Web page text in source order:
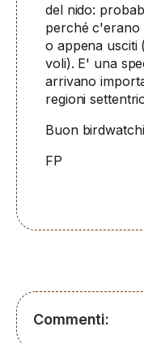
del nido:
perché c'erano
o appena usciti
voli). E' una
arrivano
regioni
Buon
FP
Commenti: